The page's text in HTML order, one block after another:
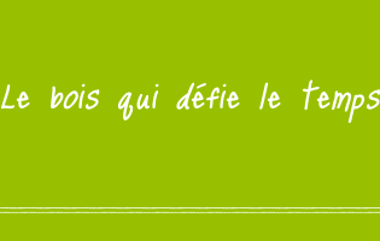
Le bois qui défie le temps